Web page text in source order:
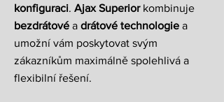
konfiguraci. Ajax Superiorkombinuje
bezdrátové a drátové technologie a
umožní vám poskytovat svým
zákazníkům maximálně spolehlivá a
flexibilní řešení.